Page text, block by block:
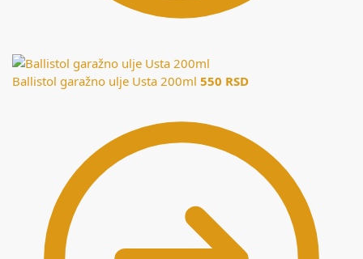
Ballistol garažno ulje Usta 200ml 550 RSD